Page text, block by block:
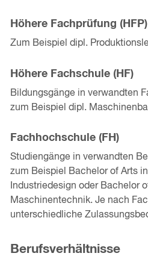
Höhere Fachprüfung (HFP)
Zum Beispiel dipl.
Höhere Fachschule (HF)
Bildungsgänge in verwandten
zum Beispiel dipl.
Fachhochschule (FH)
Studiengänge in verwandten
zum Beispiel Bachelor of Arts
Industriedesign oder Bachelor
Maschinentechnik. Je nach
unterschiedliche
Berufsverhältnisse